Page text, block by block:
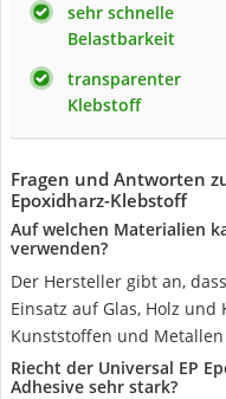
sehr schnelle
Belastbarkeit
transparenter
Klebstoff
Fragen und Antworten
Epoxidharz-Klebstoff
Auf welchen Materialien
verwenden?
Der Hersteller gibt an,
Einsatz auf Glas, Holz
Kunststoffen und
Riecht der Universal EP
Adhesive sehr stark?